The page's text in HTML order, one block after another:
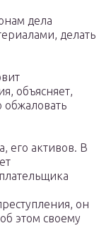
дела
делать
объясняет,
обжаловать
его активов. В
он
этом своему